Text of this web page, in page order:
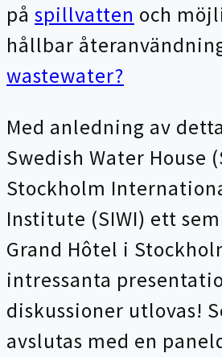
på spillvatten och
hållbar
wastewater?
Med anledning av
Swedish Water House
Stockholm
Institute (SIWI) ett
Grand Hôtel i
intressanta
diskussioner utlovas!
avslutas med en